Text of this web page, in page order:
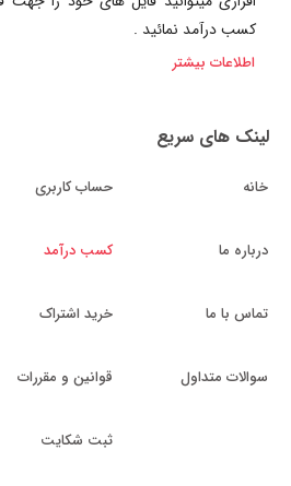
کسب درآمد نمائید .
اطلاعات بیشتر
لینک های سریع
خانه
درباره ما
تماس با ما
سوالات متداول
حساب کاربری
کسب درآمد
خرید اشتراک
قوانین و مقررات
ثبت شکایت